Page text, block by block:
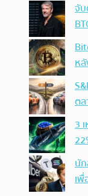
จับ
ห
ต
3
นัก
เพื่